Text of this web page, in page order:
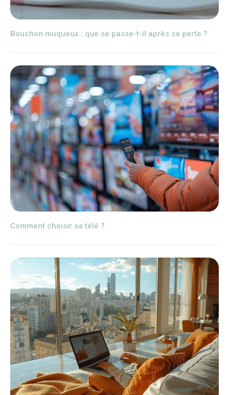
Bouchon muqueux : que se passe-t-il après sa perte ?
Comment choisir sa télé ?